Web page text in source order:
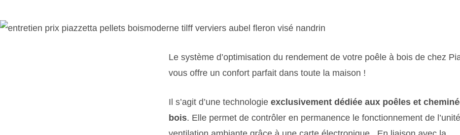
Le système d’optimisation du rendement de votre poêle à bois de chez
vous offre un confort parfait dans toute la maison !
Il s’agit d’une technologie exclusivement dédiée aux poêles et
bois. Elle permet de contrôler en permanence le fonctionnement de